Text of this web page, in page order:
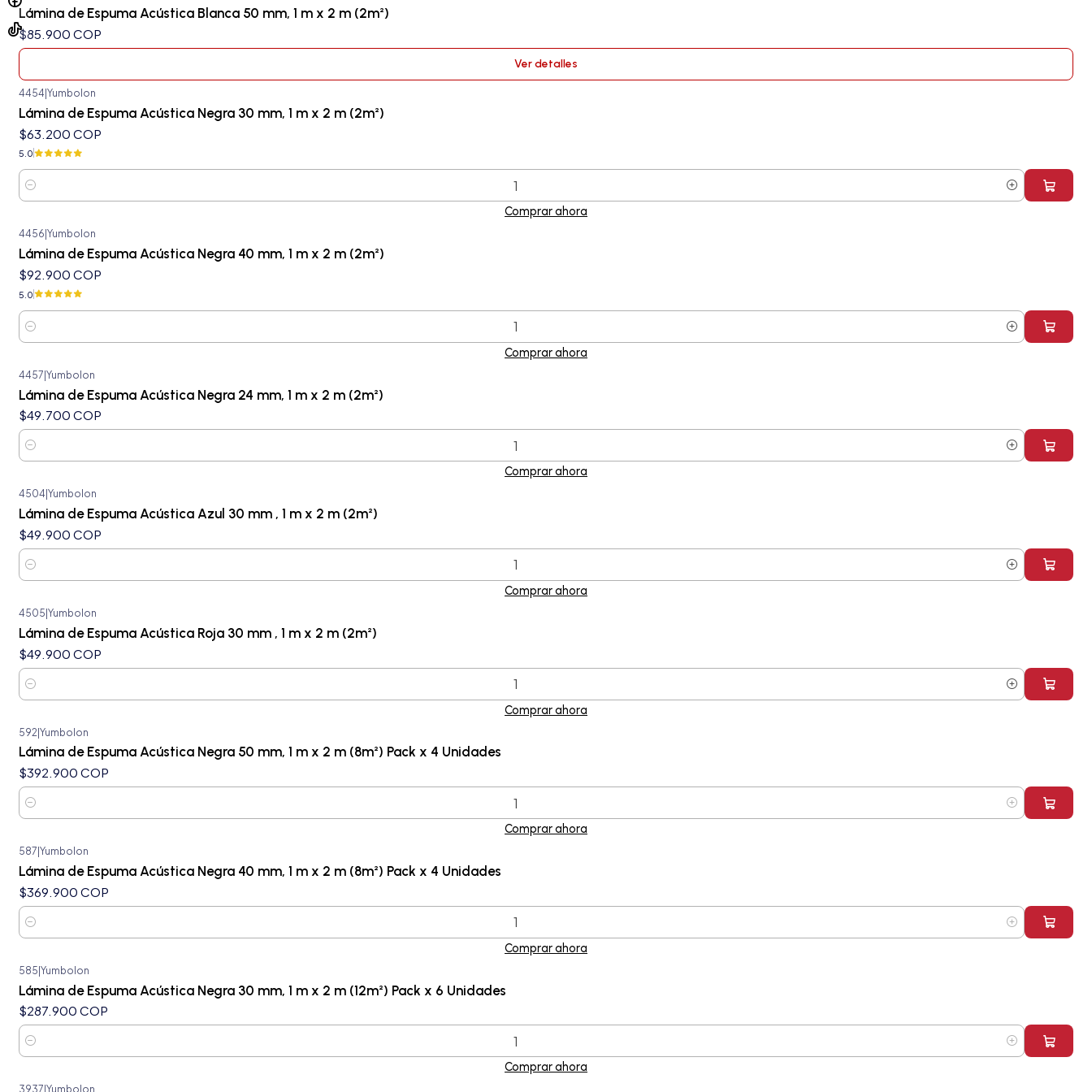
Agotado
Lámina de Espuma Acústica Blanca 50 mm, 1 m x 2 m (2m²)
$85.900 COP
Ver detalles
4454 Yumbolon
Lámina de Espuma Acústica Negra 30 mm, 1 m x 2 m (2m²)
$63.200 COP
5.0
Cantidad
Comprar ahora
4456 Yumbolon
Lámina de Espuma Acústica Negra 40 mm, 1 m x 2 m (2m²)
$92.900 COP
5.0
Cantidad
Comprar ahora
4457 Yumbolon
Lámina de Espuma Acústica Negra 24 mm, 1 m x 2 m (2m²)
$49.700 COP
Cantidad
Comprar ahora
4504 Yumbolon
Lámina de Espuma Acústica Azul 30 mm , 1 m x 2 m (2m²)
$49.900 COP
Cantidad
Comprar ahora
4505 Yumbolon
Lámina de Espuma Acústica Roja 30 mm , 1 m x 2 m (2m²)
$49.900 COP
Cantidad
Comprar ahora
592|Yumbolon
Lámina de Espuma Acústica Negra 50 mm, 1 m x 2 m (8m²) Pack x 4 Unidades
$392.900 COP
Cantidad
Comprar ahora
587 Yumbolon
Lámina de Espuma Acústica Negra 40 mm, 1 m x 2 m (8m²) Pack x 4 Unidades
$369.900 COP
Cantidad
Comprar ahora
585|Yumbolon
Lámina de Espuma Acústica Negra 30 mm, 1 m x 2 m (12m²) Pack x 6 Unidades
$287.900 COP
Cantidad
Comprar ahora
3937 Yumbolon